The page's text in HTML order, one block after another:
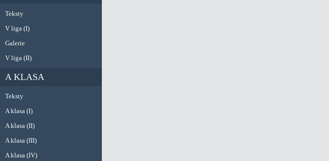
Teksty
V liga (I)
Galerie
V liga (II)
A KLASA
Teksty
A klasa (I)
A klasa (II)
A klasa (III)
A klasa (IV)